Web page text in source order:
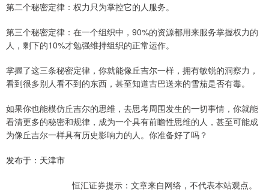
第二个秘密定律：权力只为掌控它的人服务。
第三个秘密定律：在一个组织中，90%的资源都用来服务掌握权力的
人，剩下的10%才勉强维持组织的正常运作。
掌握了这三条秘密定律，你就能像丘吉尔一样，拥有敏锐的洞察力，
看到很多别人看不到的东西，甚至知道古巴送来的雪茄是否有毒。
如果你也能模仿丘吉尔的思维，去思考周围发生的一切事情，你就能
看清更多的秘密和规律，成为一个具有前瞻性思维的人，甚至可能成
为像丘吉尔一样具有历史影响力的人。你准备好了吗？
发布于：天津市
恒汇证券提示：文章来自网络，不代表本站观点。